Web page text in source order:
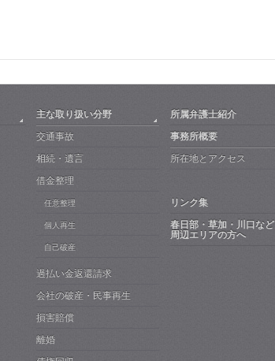
主な取り扱い分野
交通事故
相続・遺言
借金整理
任意整理
個人再生
自己破産
過払い金返還請求
会社の破産・民事再生
損害賠償
離婚
所属弁護士紹介
事務所概要
所在地とアクセス
リンク集
春日部・草加・川口など
周辺エリアの方へ